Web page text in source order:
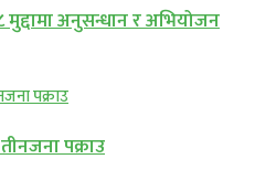
मुद्दामा अनुसन्धान र अभियोजन
पक्राउ